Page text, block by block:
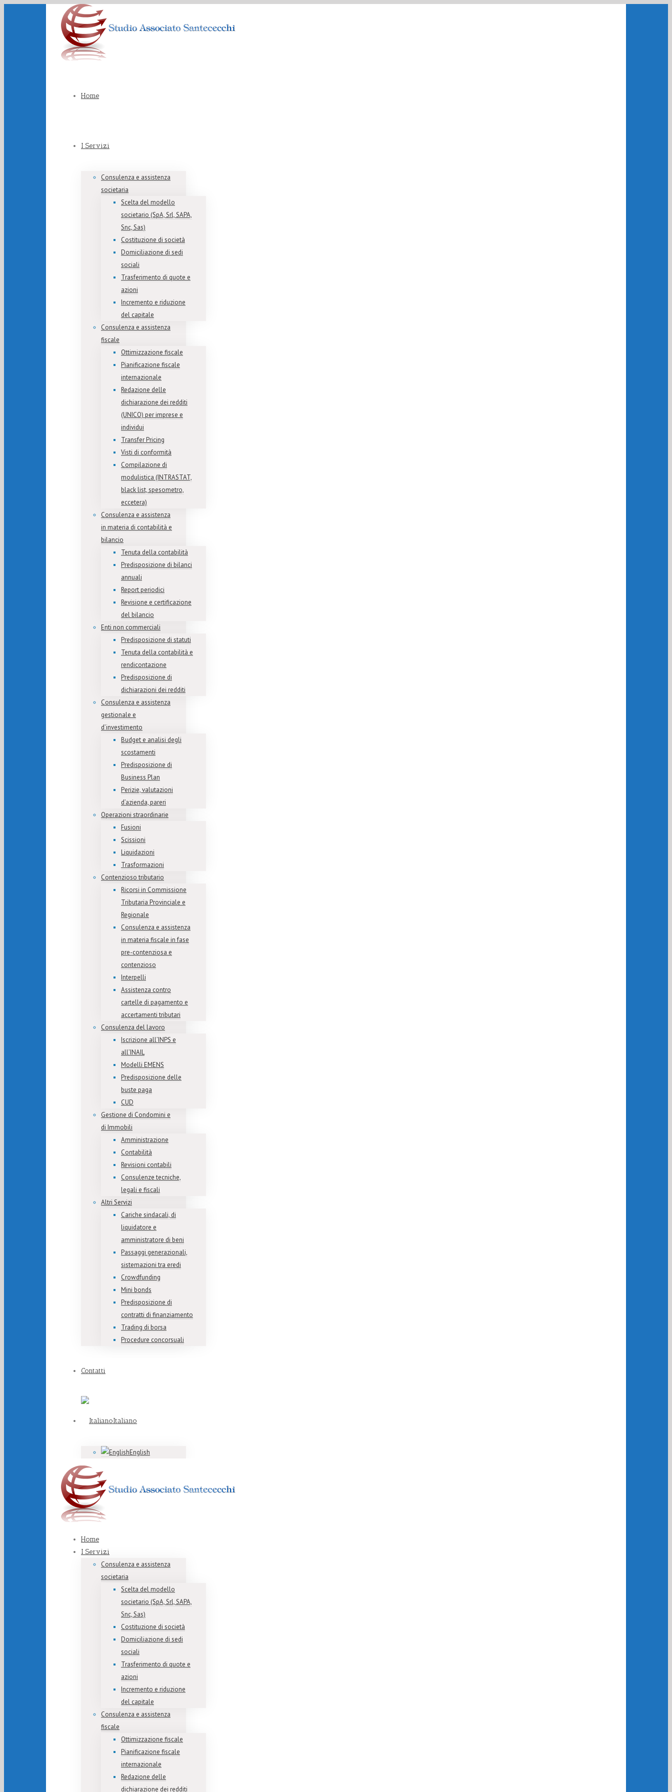
Home
I Servizi
Consulenza e assistenza
societaria
Scelta del modello
societario (SpA, Srl, SAPA,
Snc, Sas)
Costituzione di società
Domiciliazione di sedi
sociali
Trasferimento di quote e
azioni
Incremento e riduzione
del capitale
Consulenza e assistenza
fiscale
Ottimizzazione fiscale
Pianificazione fiscale
internazionale
Redazione delle
dichiarazione dei redditi
(UNICO) per imprese e
individui
Transfer Pricing
Visti di conformità
Compilazione di
modulistica (INTRASTAT,
black list, spesometro,
eccetera)
Consulenza e assistenza
in materia di contabilità e
bilancio
Tenuta della contabilità
Predisposizione di bilanci
annuali
Report periodici
Revisione e certificazione
del bilancio
Enti non commerciali
Predisposizione di statuti
Tenuta della contabilità e
rendicontazione
Predisposizione di
dichiarazioni dei redditi
Consulenza e assistenza
gestionale e
d’investimento
Budget e analisi degli
scostamenti
Predisposizione di
Business Plan
Perizie, valutazioni
d’azienda, pareri
Operazioni straordinarie
Fusioni
Scissioni
Liquidazioni
Trasformazioni
Contenzioso tributario
Ricorsi in Commissione
Tributaria Provinciale e
Regionale
Consulenza e assistenza
in materia fiscale in fase
pre-contenziosa e
contenzioso
Interpelli
Assistenza contro
cartelle di pagamento e
accertamenti tributari
Consulenza del lavoro
Iscrizione all’INPS e
all’INAIL
Modelli EMENS
Predisposizione delle
buste paga
CUD
Gestione di Condomini e
di Immobili
Amministrazione
Contabilità
Revisioni contabili
Consulenze tecniche,
legali e fiscali
Altri Servizi
Cariche sindacali, di
liquidatore e
amministratore di beni
Passaggi generazionali,
sistemazioni tra eredi
Crowdfunding
Mini bonds
Predisposizione di
contratti di finanziamento
Trading di borsa
Procedure concorsuali
Contatti
Italiano
English
Home
I Servizi
Consulenza e assistenza
societaria
Scelta del modello
societario (SpA, Srl, SAPA,
Snc, Sas)
Costituzione di società
Domiciliazione di sedi
sociali
Trasferimento di quote e
azioni
Incremento e riduzione
del capitale
Consulenza e assistenza
fiscale
Ottimizzazione fiscale
Pianificazione fiscale
internazionale
Redazione delle
dichiarazione dei redditi